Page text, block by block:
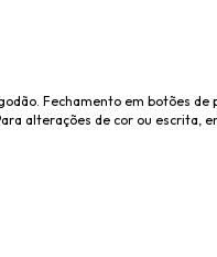
Fechamento em botões de
alterações de cor ou escrita,